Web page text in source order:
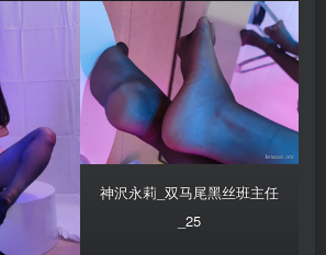
神沢永莉_双马尾黑丝班主任
_25